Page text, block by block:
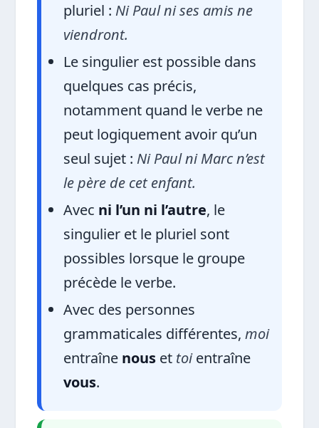
pluriel : Ni Paul ni ses amis ne
viendront.
Le singulier est possible dans
quelques cas précis,
notamment quand le verbe ne
peut logiquement avoir qu’un
seul sujet : Ni Paul ni Marc n’est
le père de cet enfant.
Avec ni l’un ni l’autre, le
singulier et le pluriel sont
possibles lorsque le groupe
précède le verbe.
Avec des personnes
grammaticales différentes,moi
entraîne nous et toientraîne
vous.